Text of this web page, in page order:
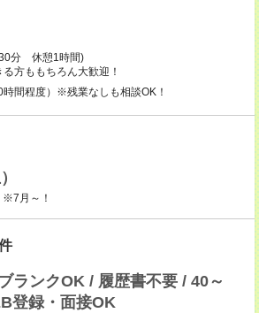
分 休憩1時間)
方ももちろん大歓迎！
間程度）※残業なしも相談OK！
月～！
ランクOK / 履歴書不要 / 40～
登録・面接OK